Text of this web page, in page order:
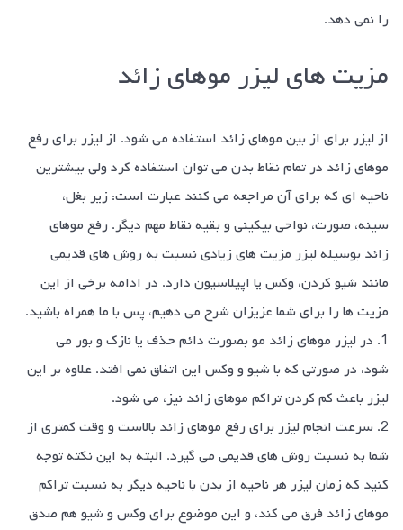
را نمی دهد.
مزیت های لیزر موهای زائد
از لیزر برای از بین موهای زائد استفاده می شود. از لیزر برای رفع
موهای زائد در تمام نقاط بدن می توان استفاده کرد ولی بیشترین
ناحیه ای که برای آن مراجعه می کنند عبارت است: زیر بغل،
سینه، صورت، نواحی بیکینی و بقیه نقاط مهم دیگر. رفع موهای
زائد بوسیله لیزر مزیت های زیادی نسبت به روش های قدیمی
مانند شیو کردن، وکس یا اپیلاسیون دارد. در ادامه برخی از این
مزیت ها را برای شما عزیزان شرح می دهیم، پس با ما همراه باشید.
1. در لیزر موهای زائد مو بصورت دائم حذف یا نازک و بور می
شود، در صورتی که با شیو و وکس این اتفاق نمی افتد. علاوه بر این
لیزر باعث کم کردن تراکم موهای زائد نیز، می شود.
2. سرعت انجام لیزر برای رفع موهای زائد بالاست و وقت کمتری از
شما به نسبت روش های قدیمی می گیرد. البته به این نکته توجه
کنید که زمان لیزر هر ناحیه از بدن با ناحیه دیگر به نسبت تراکم
موهای زائد فرق می کند، و این موضوع برای وکس و شیو هم صدق